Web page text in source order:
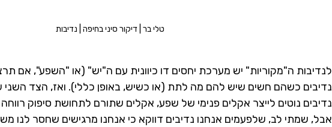
טלי בר | דיקור סיני בחיפה | נדיבות
לנדיבות ה"מקוריות" יש מערכת יחסים דו כיוונית עם ה"יש" (או "השפע", אם
נדיבים כשהם חשים שיש להם מה לתת (או כשיש, באופן כללי). ואז, הצד
נדיבים נוטים לייצר אקלים פנימי של שפע, אקלים שתורם לתחושת סיפוק רווחה
אבל, שמתי לב, שלפעמים אנחנו נדיבים דווקא כי אנחנו מרגישים שחסר לנו